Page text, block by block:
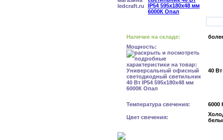
Наличие на складе:
Мощность:
40 Вт
Температура свечения: 6000
Цвет свечения: